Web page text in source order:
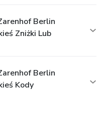
Berlin
Zniżki Lub
Berlin
Kody